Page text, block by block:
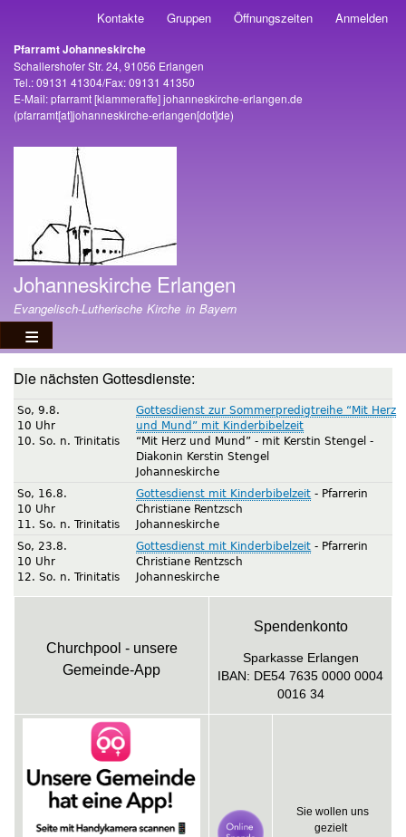
Kontakte Gruppen Öffnungszeiten Anmelden
Adresse
Pfarramt Johanneskirche
Schallershofer Str. 24, 91056 Erlangen
Tel.: 09131 41304/Fax: 09131 41350
E-Mail:pfarramt[klammeraffe]johanneskirche-erlangen.de
(pfarramt[at]johanneskirche-erlangen[dot]de)
Johanneskirche Erlangen
Evangelisch-Lutherische Kirche in Bayern
Die nächsten Gottesdienste:
So, 9.8.
10 Uhr
10. So. n. Trinitatis
Gottesdienst zur Sommerpredigtreihe “Mit Herz
und Mund” mit Kinderbibelzeit
“Mit Herz und Mund” - mit Kerstin Stengel
Diakonin Kerstin Stengel
Johanneskirche
So, 16.8.
10 Uhr
11. So. n. Trinitatis
Gottesdienst mit Kinderbibelzeit
Pfarrerin
Christiane Rentzsch
Johanneskirche
So, 23.8.
10 Uhr
12. So. n. Trinitatis
Gottesdienst mit Kinderbibelzeit
Pfarrerin
Christiane Rentzsch
Johanneskirche
Churchpool - unsere
Gemeinde-App
Spendenkonto
Sparkasse Erlangen
IBAN: DE54 7635 0000 0004
0016 34
Sie wollen uns
gezielt